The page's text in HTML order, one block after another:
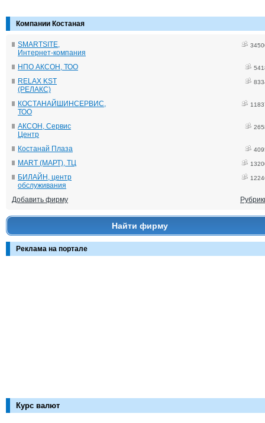
Компании Костаная
SMARTSITE,
Интернет-компания
НПО АКСОН, ТОО
RELAX KST
(РЕЛАКС)
КОСТАНАЙШИНСЕРВИС,
ТОО
АКСОН, Сервис
Центр
Костанай Плаза
MART (МАРТ), ТЦ
БИЛАЙН, центр
обслуживания
Добавить фирму
Найти фирму
Реклама на портале
Курс валют